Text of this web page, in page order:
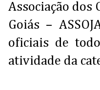
Associação dos
Goiás –
oficiais de
atividade da